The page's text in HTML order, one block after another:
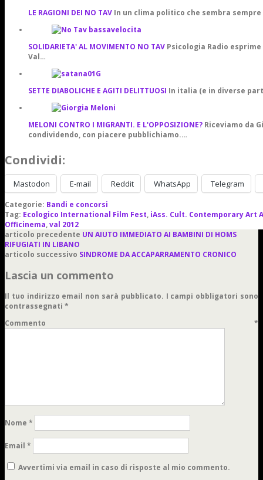
LE RAGIONI DEI NO TAV In un clima politico che sembra
SOLIDARIETA' AL MOVIMENTO NO TAV Psicologia Radio
Val…
SETTE DIABOLICHE E AGITI DELITTUOSI In italia (e in diverse
MELONI CONTRO I MIGRANTI. E L'OPPOSIZIONE? Riceviamo da
condividendo, con piacere pubblichiamo.…
Condividi:
Mastodon E-mail Reddit WhatsApp Telegram
Categorie: Bandi e concorsi
Tag: Ecologico International Film Fest, iAss. Cult. Contemporary Art
Officinema,val 2012
articolo precedente UN AIUTO IMMEDIATO AI BAMBINI DI HOMS
RIFUGIATI IN LIBANO
articolo successivo SINDROME DA ACCAPARRAMENTO CRONICO
Lascia un commento
Il tuo indirizzo email non sarà pubblicato. I campi obbligatori sono
contrassegnati *
Commento *
Nome *
Email *
Avvertimi via email in caso di risposte al mio commento.